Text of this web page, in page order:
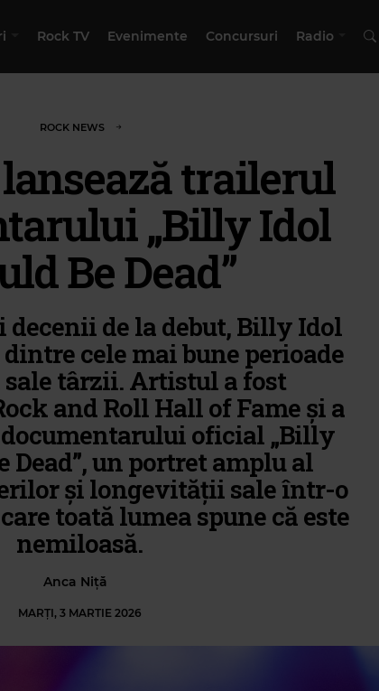
Rock TV Evenimente Concursuri Radio
ROCK NEWS
trailerul
„Billy Idol
Be Dead”
decenii de la debut, Billy Idol
cele mai bune perioade
sale târzii. Artistul a fost
and Roll Hall of Fame și a
oficial „Billy
Dead”, un portret amplu al
și longevității sale într-o
toată lumea spune că este
nemiloasă.
Anca Niță
MARȚI, 3 MARTIE 2026